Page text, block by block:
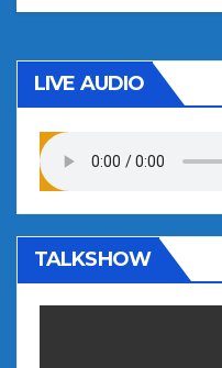
LIVE AUDIO
TALKSHOW